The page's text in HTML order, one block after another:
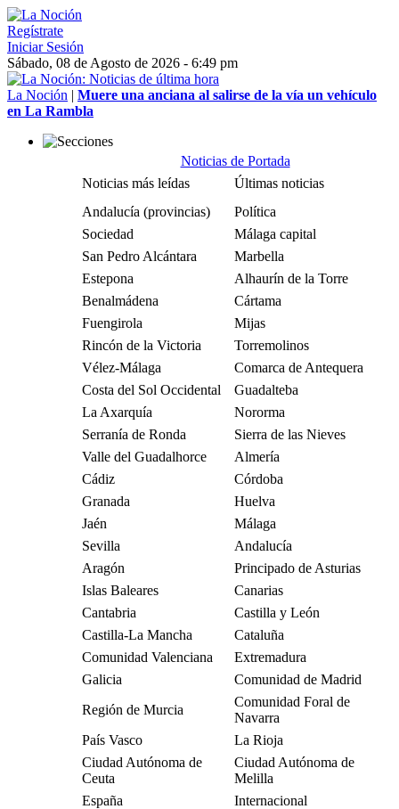
Regístrate
Iniciar Sesión
Sábado, 08 de Agosto de 2026 - 6:49 pm
La Noción | Muere una anciana al salirse de la vía un vehículo
en La Rambla
Noticias de Portada
Noticias más leídas
Últimas noticias
Andalucía (provincias)
Política
Sociedad
Málaga capital
San Pedro Alcántara
Marbella
Estepona
Alhaurín de la Torre
Benalmádena
Cártama
Fuengirola
Mijas
Rincón de la Victoria
Torremolinos
Vélez-Málaga
Comarca de Antequera
Costa del Sol Occidental
Guadalteba
La Axarquía
Nororma
Serranía de Ronda
Sierra de las Nieves
Valle del Guadalhorce
Almería
Cádiz
Córdoba
Granada
Huelva
Jaén
Málaga
Sevilla
Andalucía
Aragón
Principado de Asturias
Islas Baleares
Canarias
Cantabria
Castilla y León
Castilla-La Mancha
Cataluña
Comunidad Valenciana
Extremadura
Galicia
Comunidad de Madrid
Región de Murcia
Comunidad Foral de
Navarra
País Vasco
La Rioja
Ciudad Autónoma de
Ceuta
Ciudad Autónoma de
Melilla
España
Internacional